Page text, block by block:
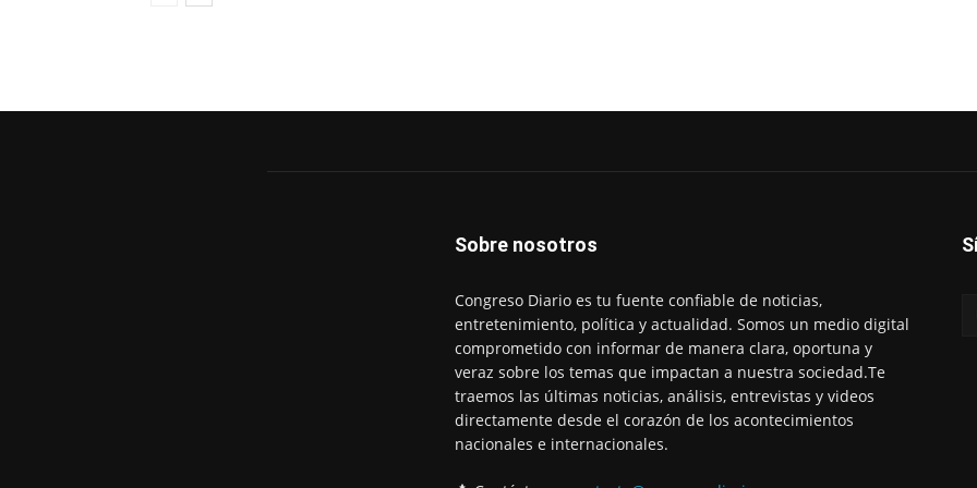
Sobre nosotros
Congreso Diario es tu fuente confiable de noticias,
entretenimiento, política y actualidad. Somos un medio digital
comprometido con informar de manera clara, oportuna y
veraz sobre los temas que impactan a nuestra sociedad.Te
traemos las últimas noticias, análisis, entrevistas y videos
directamente desde el corazón de los acontecimientos
nacionales e internacionales.